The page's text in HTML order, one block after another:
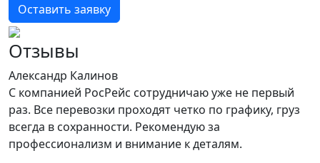
Оставить заявку
Отзывы
Александр Калинов
С компанией РосРейс сотрудничаю уже не первый
раз. Все перевозки проходят четко по графику, груз
всегда в сохранности. Рекомендую за
профессионализм и внимание к деталям.